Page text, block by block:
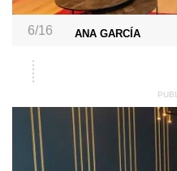
6/16 ANA GARCÍA